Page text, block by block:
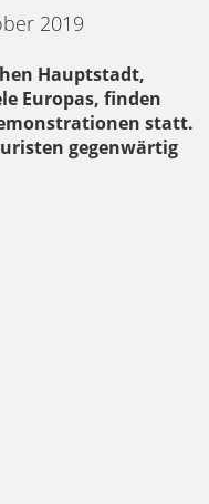
2019
Hauptstadt,
Europas, finden
statt.
gegenwärtig